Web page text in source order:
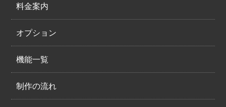
料金案内
オプション
機能一覧
制作の流れ